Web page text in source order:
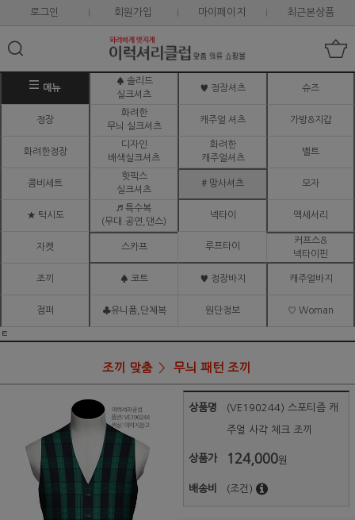
로그인 회원가입 마이페이지 최근본상품
메뉴
♠ 솔리드
실크셔츠
♥ 정장셔츠 슈즈
정장
화려한
무늬 실크셔츠
캐주얼 셔츠 가방&지갑
화려한정장
디자인
배색실크셔츠
화려한
캐주얼셔츠
벨트
콤비세트
핫픽스
실크셔츠
# 망사셔츠 모자
★ 턱시도
♬ 특수복
(무대.공연,댄스)
넥타이 액세서리
자켓 스카프 루프타이
커프스&
넥타이핀
조끼 ♠ 코트 ♥ 정장바지 캐주얼바지
점퍼 ♣유니폼,단체복 원단정보 ♡ Woman
ㅌ
조끼 맞춤 무늬 패턴 조끼
상품명 (VE190244) 스포티즘 캐
주얼 사각 체크 조끼
상품가 124,000원
배송비 (조건)